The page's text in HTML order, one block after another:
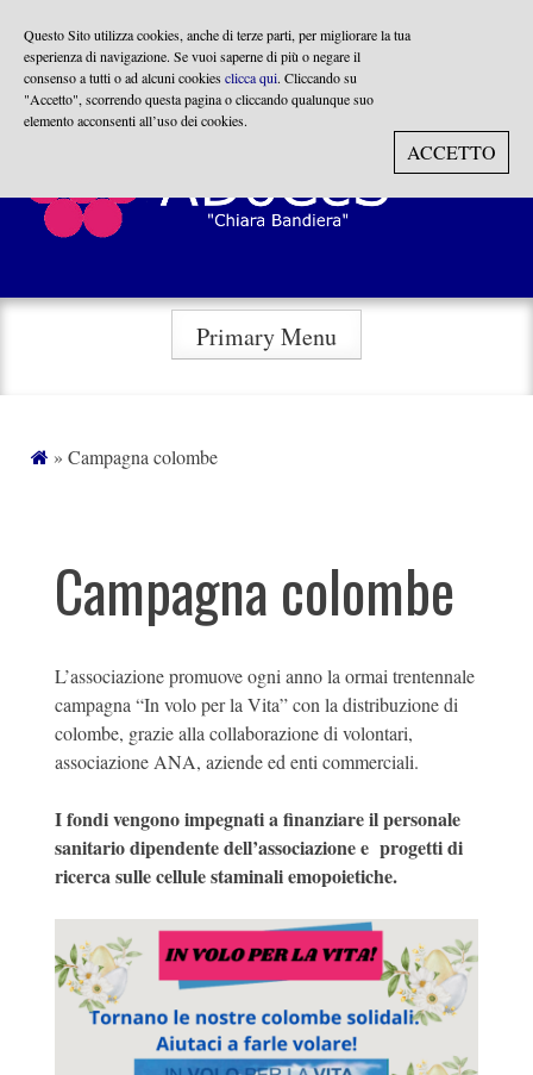
Questo Sito utilizza cookies, anche di terze parti, per migliorare la tua
esperienza di navigazione. Se vuoi saperne di più o negare il
consenso a tutti o ad alcuni cookiesclicca qui. Cliccando su
"Accetto", scorrendo questa pagina o cliccando qualunque suo
elemento acconsenti all’uso dei cookies.
ACCETTO
Skip
Primary Menu
» Campagna colombe
Campagna colombe
L’associazione promuove ogni anno la ormai trentennale
campagna “In volo per la Vita” con la distribuzione di
colombe, grazie alla collaborazione di volontari,
associazione ANA, aziende ed enti commerciali.
I fondi vengono impegnati a finanziare il personale
sanitario dipendente dell’associazione e progetti di
ricerca sulle cellule staminali emopoietiche.